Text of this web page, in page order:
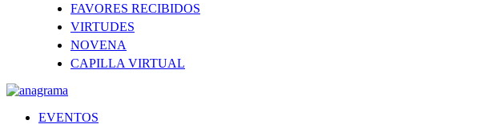
FAVORES RECIBIDOS
VIRTUDES
NOVENA
CAPILLA VIRTUAL
EVENTOS